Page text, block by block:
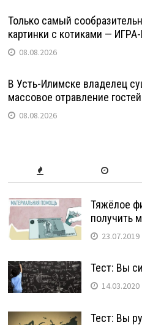
Только самый
картинки с котиками —
08.08.2026
В Усть-Илимске владелец
массовое отравление гостей
08.08.2026
Тяжёлое
получить
23.07.2019
Тест: Вы
14.03.2020
Тест: Вы